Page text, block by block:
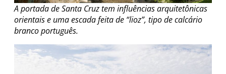
A portada de Santa Cruz tem influências arquitetônicas
orientais e uma escada feita de “lioz”, tipo de calcário
branco português.